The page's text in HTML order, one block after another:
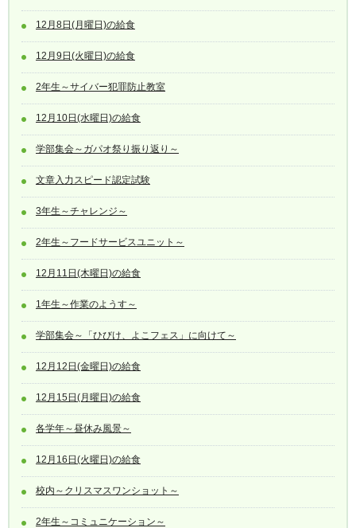
12月8日(月曜日)の給食
12月9日(火曜日)の給食
2年生～サイバー犯罪防止教室
12月10日(水曜日)の給食
学部集会～ガパオ祭り振り返り～
文章入力スピード認定試験
3年生～チャレンジ～
2年生～フードサービスユニット～
12月11日(木曜日)の給食
1年生～作業のようす～
学部集会～「ひびけ、よこフェス」に向けて～
12月12日(金曜日)の給食
12月15日(月曜日)の給食
各学年～昼休み風景～
12月16日(火曜日)の給食
校内～クリスマスワンショット～
2年生～コミュニケーション～